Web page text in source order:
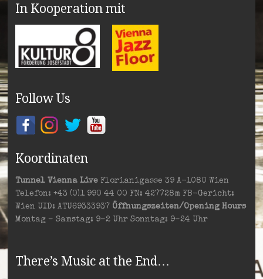
In Kooperation mit
Follow Us
Koordinaten
Tunnel Vienna LiveFlorianigasse 39 A-1080 Wien
Telefon: +43 (0)1 990 44 00 FN: 427728m FB-Gericht:
Wien UID: ATU69333937 Öffnungszeiten/Opening Hours
Montag – Samstag: 9–2 Uhr Sonntag: 9–24 Uhr
There’s Music at the End…